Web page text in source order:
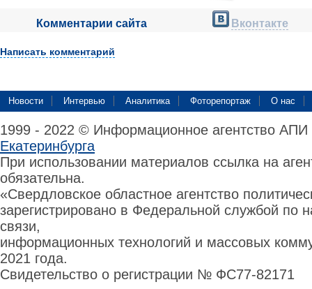
Комментарии сайта Вконтакте
Написать комментарий
Новости Интервью Аналитика Фоторепортаж О нас
1999 - 2022 © Информационное агентство
Екатеринбурга
При использовании материалов ссылка на
обязательна.
«Свердловское областное агентство
зарегистрировано в Федеральной службой по
связи,
информационных технологий и массовых
2021 года.
Свидетельство о регистрации № ФС77-82171